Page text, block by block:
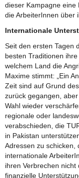
dieser Kampagne eine
die ArbeiterInnen über
Internationale
Seit den ersten Tagen
besten Traditionen
welchem Land die
Maxime stimmt: „Ein
Zeit sind auf Grund
zurück gegangen,
Wahl wieder
regionale oder
verabschieden, die
in Pakistan
Adressen zu schicken,
internationale
ihren Verbrechen
finanzielle